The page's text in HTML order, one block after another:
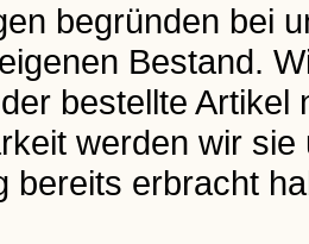
begründen bei
Bestand.
bestellte
werden wir
bereits erbracht